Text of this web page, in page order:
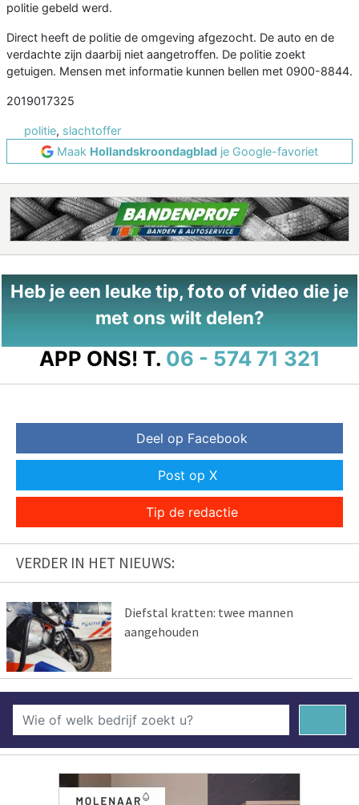
politie gebeld werd.
Direct heeft de politie de omgeving afgezocht. De auto en de
verdachte zijn daarbij niet aangetroffen. De politie zoekt
getuigen. Mensen met informatie kunnen bellen met 0900-8844.
2019017325
politie, slachtoffer
Maak Hollandskroondagblad je Google-favoriet
Heb je een leuke tip, foto of video die je
met ons wilt delen?
APP ONS! T. 06 - 574 71 321
Deel op Facebook
Post op X
Tip de redactie
VERDER IN HET NIEUWS:
Diefstal kratten: twee mannen
aangehouden